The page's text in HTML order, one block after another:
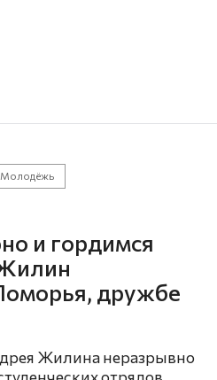
Молодёжь
и гордимся
дружбе
Жилина неразрывно
отрядов